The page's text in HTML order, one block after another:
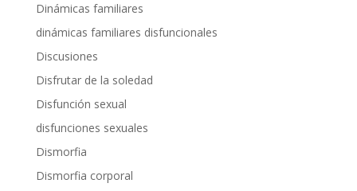
Dinámicas familiares
dinámicas familiares disfuncionales
Discusiones
Disfrutar de la soledad
Disfunción sexual
disfunciones sexuales
Dismorfia
Dismorfia corporal